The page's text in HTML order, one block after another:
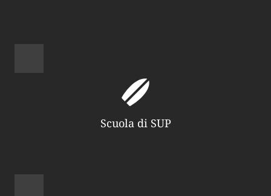
Scuola di SUP